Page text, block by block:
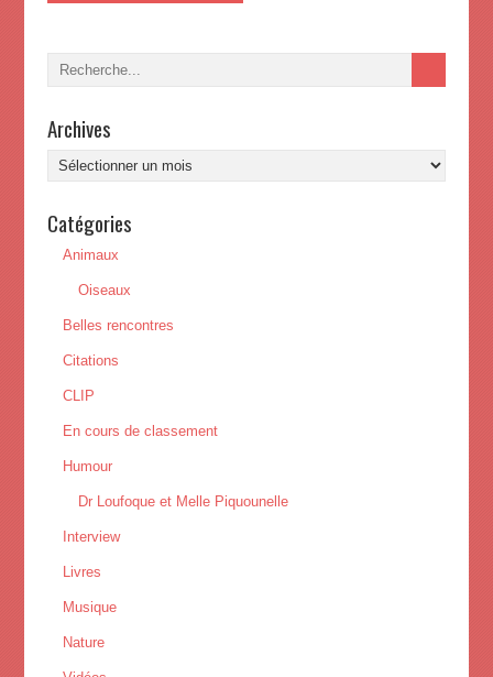
Archives
Archives
Catégories
Animaux
Oiseaux
Belles rencontres
Citations
CLIP
En cours de classement
Humour
Dr Loufoque et Melle Piquounelle
Interview
Livres
Musique
Nature